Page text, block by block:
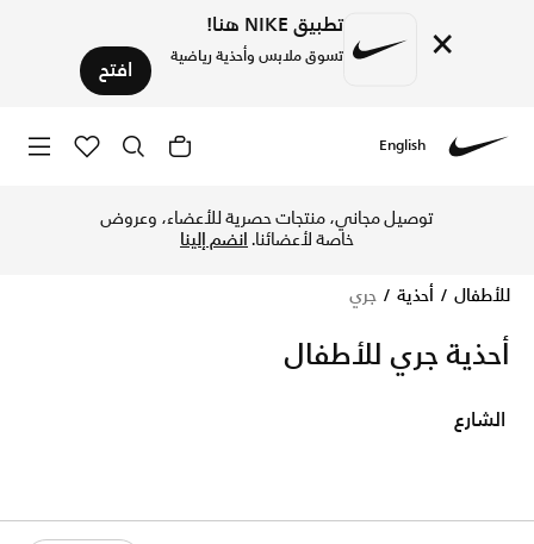
× تطبيق NIKE هنا!
تسوق ملابس وأحذية رياضية افتح
English
توصيل مجاني، منتجات حصرية للأعضاء، وعروض
خاصة لأعضائنا.انضم إلينا
للأطفال أحذية جري
أحذية جري للأطفال
الشارع